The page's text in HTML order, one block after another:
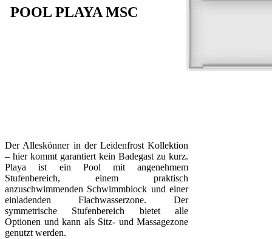
POOL PLAYA MSC
Der Alleskönner in der Leidenfrost Kollektion
– hier kommt garantiert kein Badegast zu kurz.
Playa ist ein Pool mit angenehmem
Stufenbereich, einem praktisch
anzuschwimmenden Schwimmblock und einer
einladenden Flachwasserzone. Der
symmetrische Stufenbereich bietet alle
Optionen und kann als Sitz- und Massagezone
genutzt werden.